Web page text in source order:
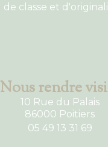
de classe et
Nous rendre
10 Rue du Palais
86000 Poitiers
05 49 13 31 69